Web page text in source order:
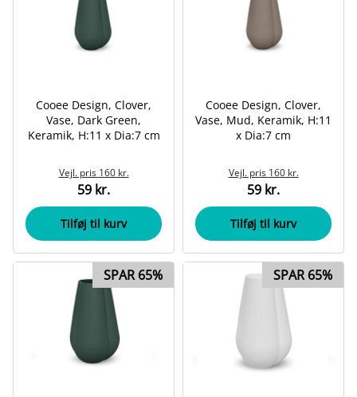
Cooee Design, Clover,
Vase, Dark Green,
Keramik, H:11 x Dia:7 cm
Vejl. pris 160 kr.
59 kr.
Tilføj til kurv
Cooee Design, Clover,
Vase, Mud, Keramik, H:11
x Dia:7 cm
Vejl. pris 160 kr.
59 kr.
Tilføj til kurv
SPAR 65% SPAR 65%